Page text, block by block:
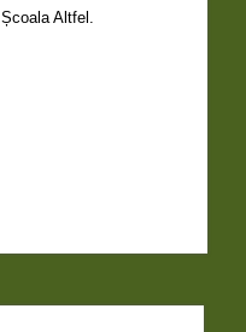
Altfel.